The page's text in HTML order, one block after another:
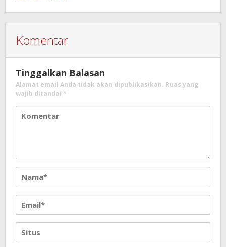
Komentar
Tinggalkan Balasan
Alamat email Anda tidak akan dipublikasikan. Ruas yang
wajib ditandai *